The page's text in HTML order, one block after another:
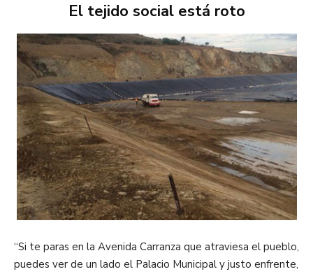
El tejido social está roto
“Si te paras en la Avenida Carranza que atraviesa el pueblo,
puedes ver de un lado el Palacio Municipal y justo enfrente,